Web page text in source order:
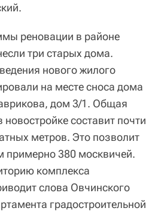
реновации в районе
три старых дома.
нового жилого
на месте сноса дома
дом 3/1. Общая
составит почти
метров. Это позволит
примерно 380 москвичей.
комплекса
слова Овчинского
градостроительной